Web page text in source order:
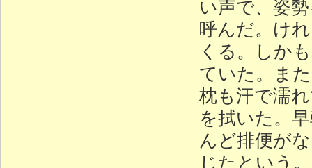
い声で、姿
呼んだ。け
くる。しか
ていた。ま
枕も汗で濡
を拭いた。
んど排便が
じたという